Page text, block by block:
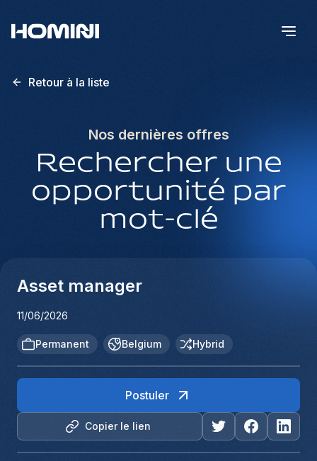
Retour à la liste
Nos dernières offres
Rechercher une
opportunité par
mot-clé
Asset manager
11/06/2026
Permanent Belgium Hybrid
Copier le lien
Postuler